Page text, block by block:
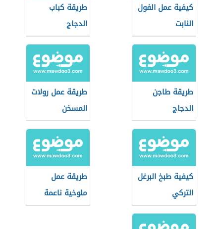
كيفية عمل الفول
النابت
طريقة كباب
الدجاج
طريقة طاجن
الدجاج
طريقة عمل رولات
المسخن
كيفية طبخ البرغل
التركي
طريقة عمل
ملوخية ناعمة
بالدجاج